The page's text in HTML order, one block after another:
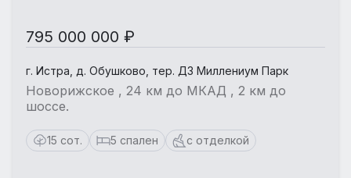
795 000 000 ₽
г. Истра, д. Обушково, тер. ДЗ Миллениум Парк
Новорижское , 24 км до МКАД , 2 км до
шоссе.
15 сот. 5 спален с отделкой